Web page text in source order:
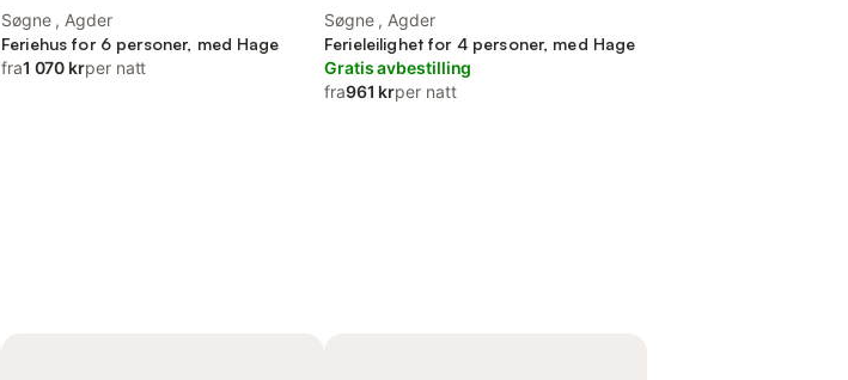
Søgne , Agder
Feriehus for 6 personer, med Hage
fra1 070 krper natt
Søgne , Agder
Ferieleilighet for 4 personer, med Hage
Gratis avbestilling
fra961 krper natt